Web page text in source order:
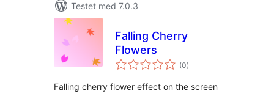
Testet med 7.0.3
Falling Cherry
Flowers
(0totale
vurderinger
)
Falling cherry flower effect on the screen